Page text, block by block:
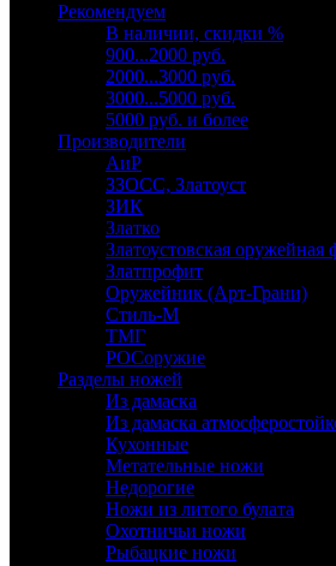
Рекомендуем
В наличии, скидки %
900...2000 руб.
2000...3000 руб.
3000...5000 руб.
5000 руб. и более
Производители
АиР
ЗЗОСС, Златоуст
ЗИК
Златко
Златоустовская оружейная
Златпрофит
Оружейник (Арт-Грани)
Стиль-М
ТМГ
РОСоружие
Разделы ножей
Из дамаска
Из дамаска
Кухонные
Метательные ножи
Недорогие
Ножи из литого булата
Охотничьи ножи
Рыбацкие ножи